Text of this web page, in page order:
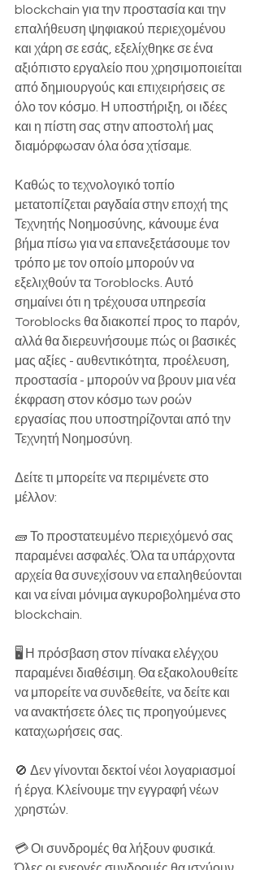
blockchain για την προστασία και την
επαλήθευση ψηφιακού περιεχομένου
και χάρη σε εσάς, εξελίχθηκε σε ένα
αξιόπιστο εργαλείο που χρησιμοποιείται
από δημιουργούς και επιχειρήσεις σε
όλο τον κόσμο. Η υποστήριξη, οι ιδέες
και η πίστη σας στην αποστολή μας
διαμόρφωσαν όλα όσα χτίσαμε.
Καθώς το τεχνολογικό τοπίο
μετατοπίζεται ραγδαία στην εποχή της
Τεχνητής Νοημοσύνης, κάνουμε ένα
βήμα πίσω για να επανεξετάσουμε τον
τρόπο με τον οποίο μπορούν να
εξελιχθούν τα Toroblocks. Αυτό
σημαίνει ότι η τρέχουσα υπηρεσία
Toroblocks θα διακοπεί προς το παρόν,
αλλά θα διερευνήσουμε πώς οι βασικές
μας αξίες - αυθεντικότητα, προέλευση,
προστασία - μπορούν να βρουν μια νέα
έκφραση στον κόσμο των ροών
εργασίας που υποστηρίζονται από την
Τεχνητή Νοημοσύνη.
Δείτε τι μπορείτε να περιμένετε στο
μέλλον:
🧱 Το προστατευμένο περιεχόμενό σας
παραμένει ασφαλές. Όλα τα υπάρχοντα
αρχεία θα συνεχίσουν να επαληθεύονται
και να είναι μόνιμα αγκυροβολημένα στο
blockchain.
🖥️ Η πρόσβαση στον πίνακα ελέγχου
παραμένει διαθέσιμη. Θα εξακολουθείτε
να μπορείτε να συνδεθείτε, να δείτε και
να ανακτήσετε όλες τις προηγούμενες
καταχωρήσεις σας.
🚫 Δεν γίνονται δεκτοί νέοι λογαριασμοί
ή έργα. Κλείνουμε την εγγραφή νέων
χρηστών.
💳 Οι συνδρομές θα λήξουν φυσικά.